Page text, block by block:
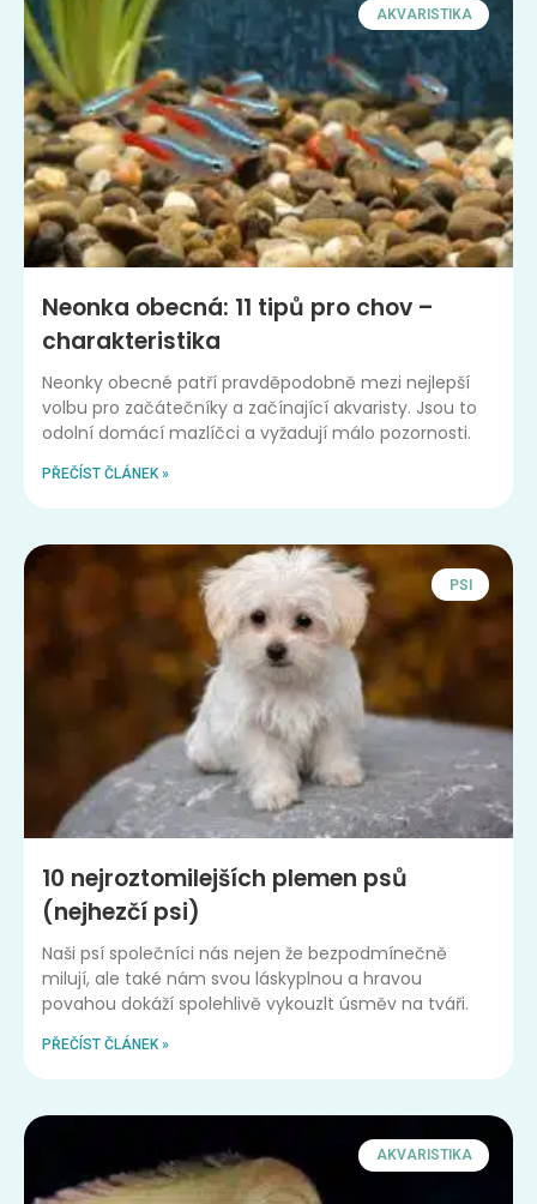
AKVARISTIKA
Neonka obecná: 11 tipů pro chov –
charakteristika
Neonky obecné patří pravděpodobně mezi nejlepší
volbu pro začátečníky a začínající akvaristy. Jsou to
odolní domácí mazlíčci a vyžadují málo pozornosti.
PŘEČÍST ČLÁNEK »
PSI
10 nejroztomilejších plemen psů
(nejhezčí psi)
Naši psí společníci nás nejen že bezpodmínečně
milují, ale také nám svou láskyplnou a hravou
povahou dokáží spolehlivě vykouzlt úsměv na tváři.
PŘEČÍST ČLÁNEK »
AKVARISTIKA